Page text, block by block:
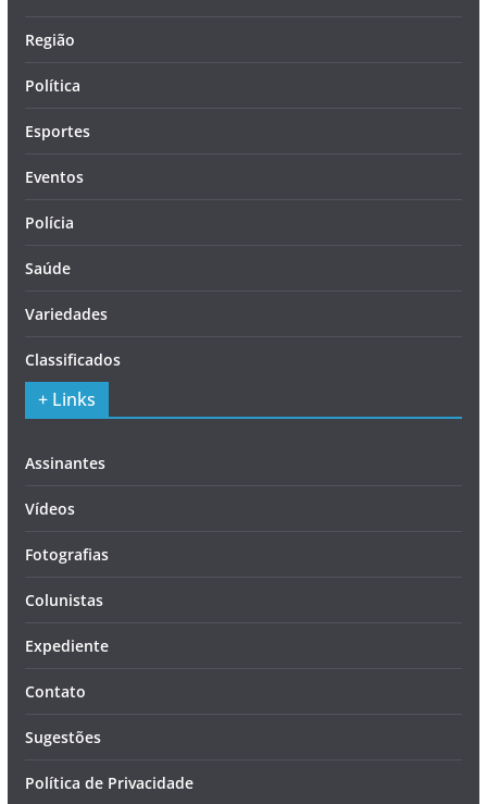
Região
Política
Esportes
Eventos
Polícia
Saúde
Variedades
Classificados
+ Links
Assinantes
Vídeos
Fotografias
Colunistas
Expediente
Contato
Sugestões
Política de Privacidade